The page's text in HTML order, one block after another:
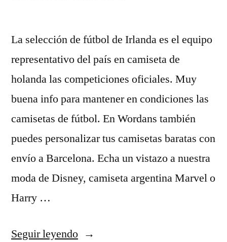
La selección de fútbol de Irlanda es el equipo
representativo del país en camiseta de
holanda las competiciones oficiales. Muy
buena info para mantener en condiciones las
camisetas de fútbol. En Wordans también
puedes personalizar tus camisetas baratas con
envío a Barcelona. Echa un vistazo a nuestra
moda de Disney, camiseta argentina Marvel o
Harry …
Seguir leyendo«camisetas